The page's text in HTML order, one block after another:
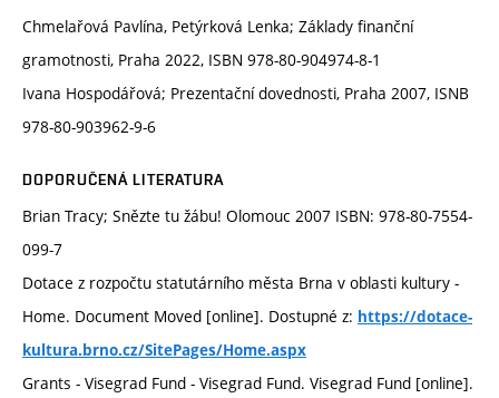
Chmelařová Pavlína, Petýrková Lenka; Základy finanční
gramotnosti, Praha 2022, ISBN 978-80-904974-8-1
Ivana Hospodářová; Prezentační dovednosti, Praha 2007, ISNB
978-80-903962-9-6
DOPORUČENÁ LITERATURA
Brian Tracy; Snězte tu žábu! Olomouc 2007 ISBN: 978-80-7554-
099-7
Dotace z rozpočtu statutárního města Brna v oblasti kultury -
Home. Document Moved [online]. Dostupné z: https://dotace-
kultura.brno.cz/SitePages/Home.aspx
Grants - Visegrad Fund - Visegrad Fund. Visegrad Fund [online].